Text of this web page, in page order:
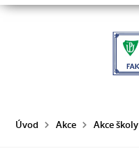
Úvod Akce Akce školy